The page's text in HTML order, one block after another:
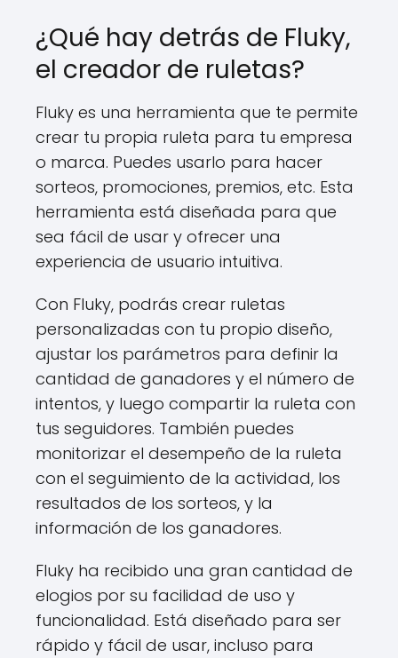
¿Qué hay detrás de Fluky,
el creador de ruletas?
Fluky es una herramienta que te permite
crear tu propia ruleta para tu empresa
o marca. Puedes usarlo para hacer
sorteos, promociones, premios, etc. Esta
herramienta está diseñada para que
sea fácil de usar y ofrecer una
experiencia de usuario intuitiva.
Con Fluky, podrás crear ruletas
personalizadas con tu propio diseño,
ajustar los parámetros para definir la
cantidad de ganadores y el número de
intentos, y luego compartir la ruleta con
tus seguidores. También puedes
monitorizar el desempeño de la ruleta
con el seguimiento de la actividad, los
resultados de los sorteos, y la
información de los ganadores.
Fluky ha recibido una gran cantidad de
elogios por su facilidad de uso y
funcionalidad. Está diseñado para ser
rápido y fácil de usar, incluso para